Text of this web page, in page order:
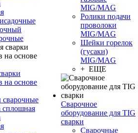
на основе
сварочные
сплошная
MIG/MAG
Ролики подачи
проволоки
MIG/MAG
Шейки горелок
(гусаки)
MIG/MAG
+ ЕЩЕ
Сварочное
оборудование для TIG
сварки
Сварочные